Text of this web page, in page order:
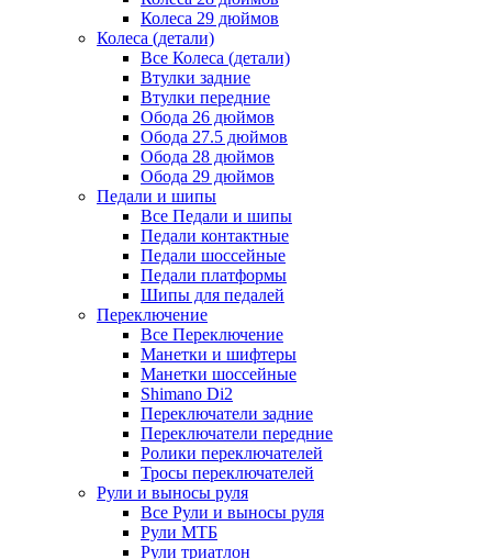
Колеса 29 дюймов
Колеса (детали)
Все Колеса (детали)
Втулки задние
Втулки передние
Обода 26 дюймов
Обода 27.5 дюймов
Обода 28 дюймов
Обода 29 дюймов
Педали и шипы
Все Педали и шипы
Педали контактные
Педали шоссейные
Педали платформы
Шипы для педалей
Переключение
Все Переключение
Манетки и шифтеры
Манетки шоссейные
Shimano Di2
Переключатели задние
Переключатели передние
Ролики переключателей
Тросы переключателей
Рули и выносы руля
Все Рули и выносы руля
Рули МТБ
Рули триатлон